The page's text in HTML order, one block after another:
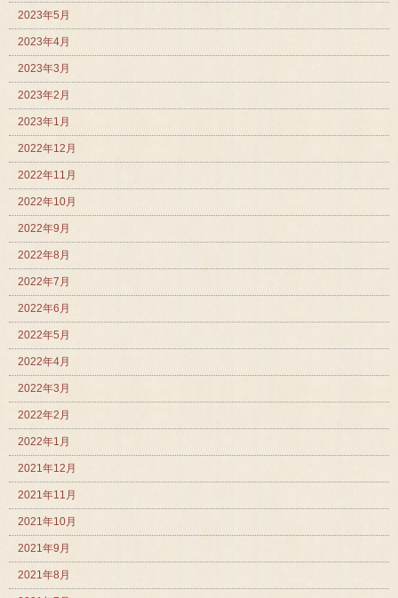
2023年5月
2023年4月
2023年3月
2023年2月
2023年1月
2022年12月
2022年11月
2022年10月
2022年9月
2022年8月
2022年7月
2022年6月
2022年5月
2022年4月
2022年3月
2022年2月
2022年1月
2021年12月
2021年11月
2021年10月
2021年9月
2021年8月